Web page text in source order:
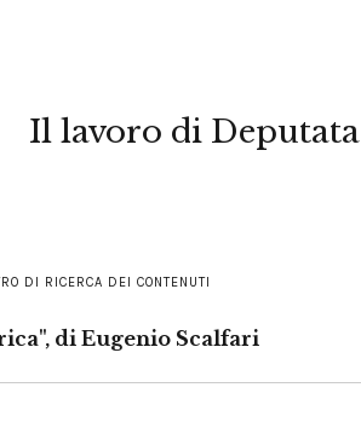
Il lavoro di Deputata
DI RICERCA DEI CONTENUTI
di Eugenio Scalfari